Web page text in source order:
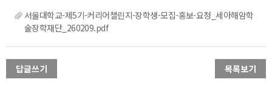
서울대학교-제5기-커리어챌린지-장학생-모집-홍보-요청_세아해암학
술장학재단_260209.pdf
답글쓰기 목록보기